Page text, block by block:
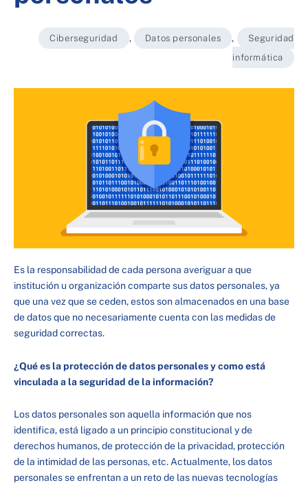
Ciberseguridad , Datos personales ,
Seguridad
informática
Es la responsabilidad de cada persona averiguar a que
institución u organización comparte sus datos personales, ya
que una vez que se ceden, estos son almacenados en una base
de datos que no necesariamente cuenta con las medidas de
seguridad correctas.
¿Qué es la protección de datos personales y como está
vinculada a la seguridad de la información?
Los datos personales son aquella información que nos
identifica, está ligado a un principio constitucional y de
derechos humanos, de protección de la privacidad, protección
de la intimidad de las personas, etc. Actualmente, los datos
personales se enfrentan a un reto de las nuevas tecnologías